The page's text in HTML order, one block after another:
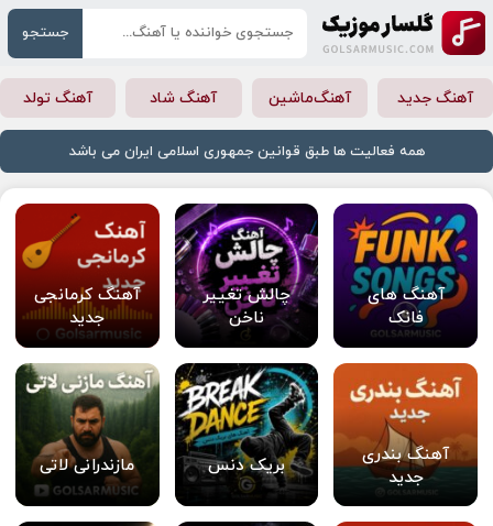
جستجو
آهنگ جدید آهنگ‌ماشین آهنگ شاد آهنگ تولد
همه فعالیت ها طبق قوانین جمهوری اسلامی ایران می باشد
آهنگ های
فانک
چالش تغییر
ناخن
آهنگ کرمانجی
جدید
آهنگ بندری
جدید
بریک دنس مازندرانی لاتی